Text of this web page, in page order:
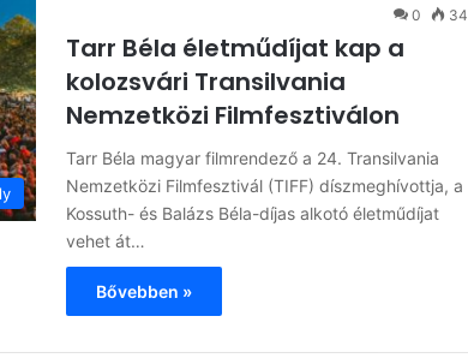
0
34
Tarr Béla életműdíjat kap a
kolozsvári Transilvania
Nemzetközi Filmfesztiválon
Tarr Béla magyar filmrendező a 24. Transilvania
Nemzetközi Filmfesztivál (TIFF) díszmeghívottja, a
Kossuth- és Balázs Béla-díjas alkotó életműdíjat
vehet át…
Bővebben »